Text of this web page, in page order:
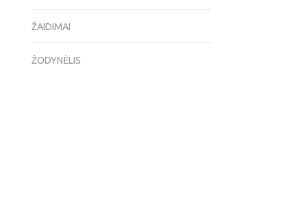
ŽAIDIMAI
ŽODYNĖLIS